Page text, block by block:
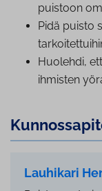
puistoon
Pidä puisto
Huolehdi,
ihmisten
Lauhikari